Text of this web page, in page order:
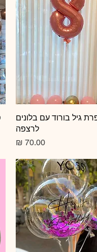
תצוגה מהירה
גיל בורוד עם בלונים
לרצפה
מחיר‏70.00 ‏₪